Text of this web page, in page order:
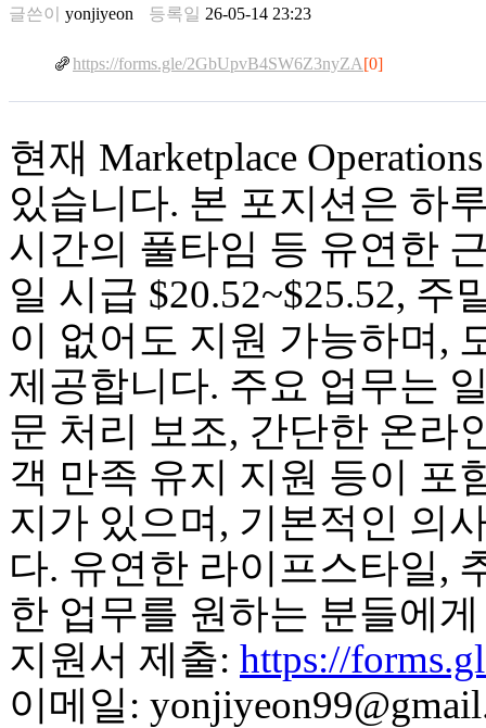
꼴
넷
주
소
minky
합
체
장
안
마
브
국
주
소
우
아
탑-
프
리
글쓴이 yonjiyeon 등록일 26-05-14 23:23
https://forms.gle/2GbUpvB4SW6Z3nyZA[0]
현재 Marketplace
있습니다. 본 포지션은 하
시간의 풀타임 등 유연한
일 시급 $20.52~$25.52, 주
이 없어도 지원 가능하며,
제공합니다. 주요 업무는
문 처리 보조, 간단한 온라
객 만족 유지 지원 등이 포
지가 있으며, 기본적인 의
다. 유연한 라이프스타일,
한 업무를 원하는 분들에
지원서 제출: https://
이메일: